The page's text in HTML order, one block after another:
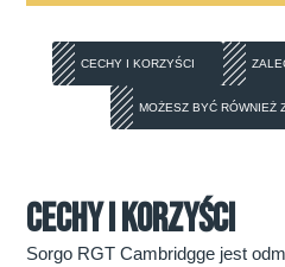
CECHY I KORZYŚCI
MOŻESZ BYĆ RÓWNIEŻ
CECHY I KORZYŚCI
Sorgo RGT Cambridgge jest